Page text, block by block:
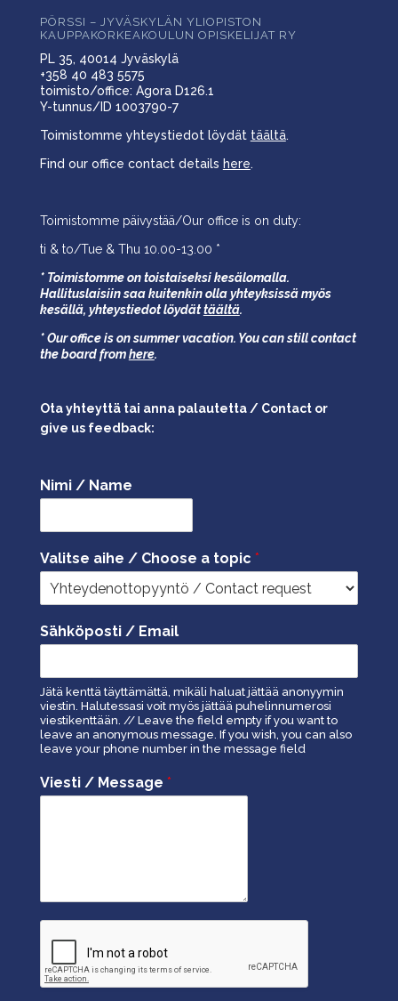
PÖRSSI – JYVÄSKYLÄN YLIOPISTON
KAUPPAKORKEAKOULUN OPISKELIJAT RY
PL 35, 40014 Jyväskylä
+358 40 483 5575
toimisto/office: Agora D126.1
Y-tunnus/ID 1003790-7
Toimistomme yhteystiedot löydät täältä.
Find our office contact details here.
Toimistomme päivystää/Our office is on duty:
ti & to/Tue & Thu 10.00-13.00 *
* Toimistomme on toistaiseksi kesälomalla.
Hallituslaisiin saa kuitenkin olla yhteyksissä myös
kesällä, yhteystiedot löydättäältä.
* Our office is on summer vacation. You can still contact
the board fromhere.
Ota yhteyttä tai anna palautetta / Contact or
give us feedback:
Nimi / Name
Valitse aihe / Choose a topic *
Sähköposti / Email
Jätä kenttä täyttämättä, mikäli haluat jättää anonyymin
viestin. Halutessasi voit myös jättää puhelinnumerosi
viestikenttään. // Leave the field empty if you want to
leave an anonymous message. If you wish, you can also
leave your phone number in the message field
Viesti / Message *